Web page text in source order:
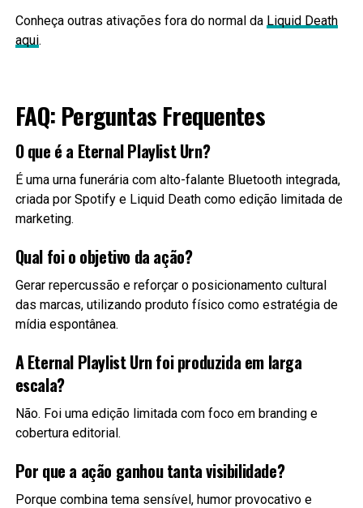
Conheça outras ativações fora do normal da Liquid Death
aqui.
FAQ: Perguntas Frequentes
O que é a Eternal Playlist Urn?
É uma urna funerária com alto-falante Bluetooth integrada,
criada por Spotify e Liquid Death como edição limitada de
marketing.
Qual foi o objetivo da ação?
Gerar repercussão e reforçar o posicionamento cultural
das marcas, utilizando produto físico como estratégia de
mídia espontânea.
A Eternal Playlist Urn foi produzida em larga
escala?
Não. Foi uma edição limitada com foco em branding e
cobertura editorial.
Por que a ação ganhou tanta visibilidade?
Porque combina tema sensível, humor provocativo e